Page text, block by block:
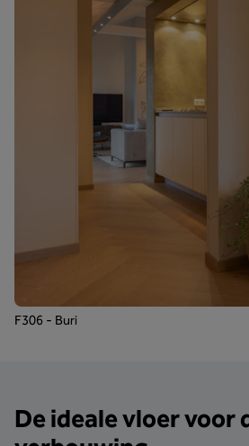
F306 - Buri
De ideale vloer voor